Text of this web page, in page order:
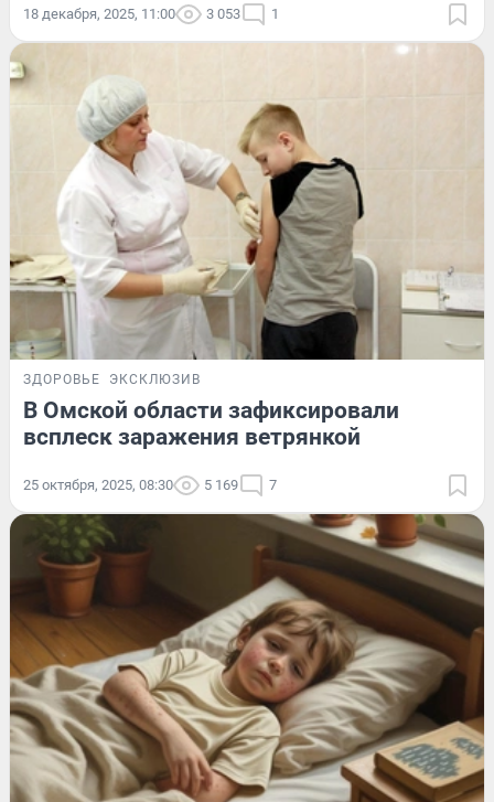
18 декабря, 2025, 11:00 3 053 1
ЗДОРОВЬЕ ЭКСКЛЮЗИВ
В Омской области зафиксировали
всплеск заражения ветрянкой
25 октября, 2025, 08:30 5 169 7